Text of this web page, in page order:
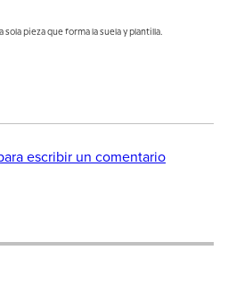
pieza que forma la suela y plantilla.
escribir un comentario